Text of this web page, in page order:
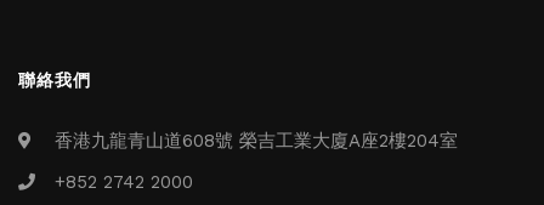
聯絡我們
香港九龍青山道608號 榮吉工業大廈A座2樓204室
+852 2742 2000